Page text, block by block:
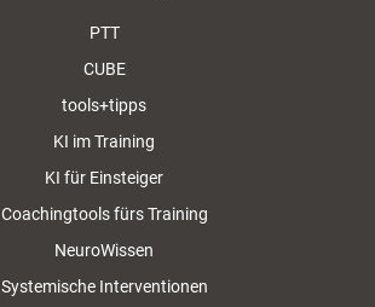
PTT
CUBE
tools+tipps
KI im Training
KI für Einsteiger
Coachingtools fürs Training
NeuroWissen
Systemische Interventionen